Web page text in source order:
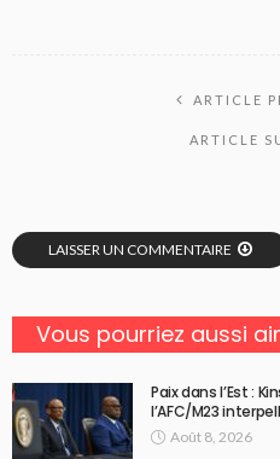
ARTICLE
ARTICLE
LAISSER UN COMMENTAIRE
Vous pourriez aussi
Paix dans l’Est :
l’AFC/M23
Août 8, 2026